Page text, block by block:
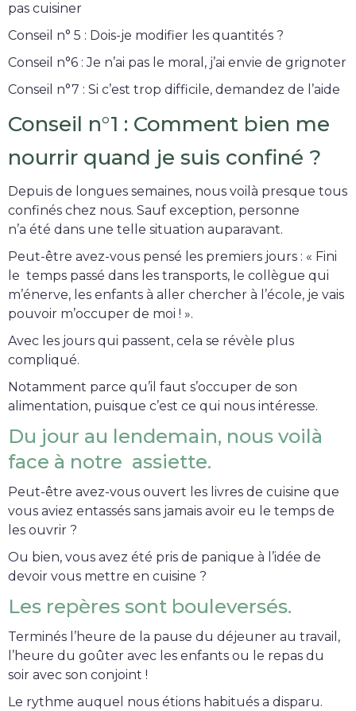
pas cuisiner
Conseil n° 5 : Dois-je modifier les quantités ?
Conseil n°6 : Je n’ai pas le moral, j’ai envie de grignoter
Conseil n°7 : Si c’est trop difficile, demandez de l’aide
Conseil n°1 : Comment bien me
nourrir quand je suis confiné ?
Depuis de longues semaines, nous voilà presque tous
confinés chez nous. Sauf exception, personne
n’a été dans une telle situation auparavant.
Peut-être avez-vous pensé les premiers jours : « Fini
le temps passé dans les transports, le collègue qui
m’énerve, les enfants à aller chercher à l’école, je vais
pouvoir m’occuper de moi ! ».
Avec les jours qui passent, cela se révèle plus
compliqué.
Notamment parce qu’il faut s’occuper de son
alimentation, puisque c’est ce qui nous intéresse.
Du jour au lendemain, nous voilà
face à notre assiette.
Peut-être avez-vous ouvert les livres de cuisine que
vous aviez entassés sans jamais avoir eu le temps de
les ouvrir ?
Ou bien, vous avez été pris de panique à l’idée de
devoir vous mettre en cuisine ?
Les repères sont bouleversés.
Terminés l’heure de la pause du déjeuner au travail,
l’heure du goûter avec les enfants ou le repas du
soir avec son conjoint !
Le rythme auquel nous étions habitués a disparu.